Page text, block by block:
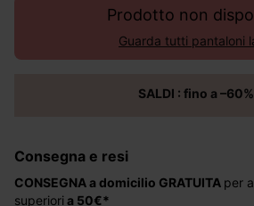
Prodotto non
Guarda tutti pantaloni
SALDI : fino a
Consegna e resi
CONSEGNA a domicilio GRATUITA per
superiori a 50€*